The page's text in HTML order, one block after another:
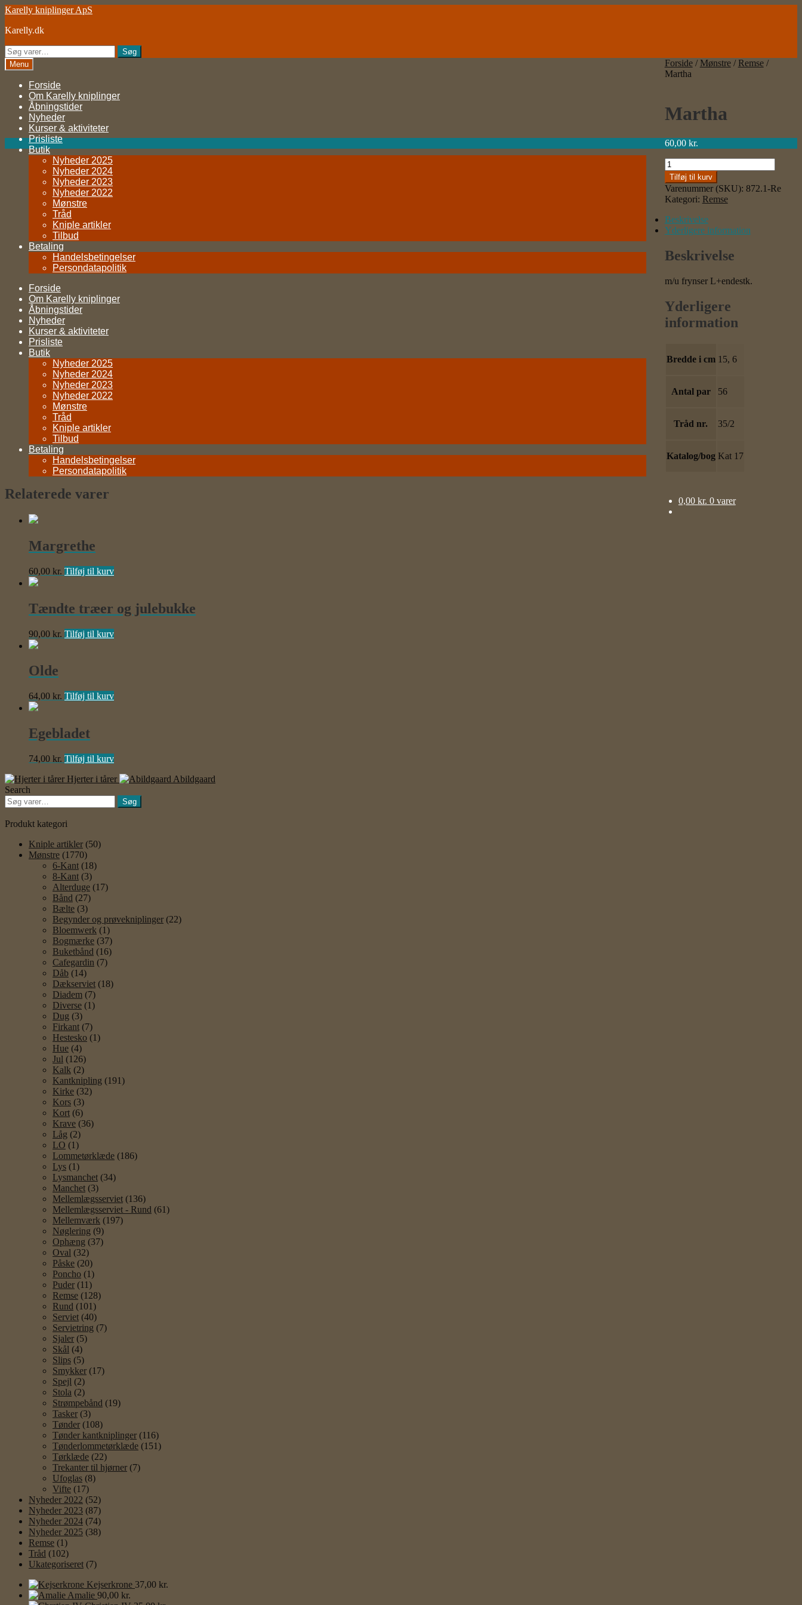
Spring
navigation
Spring
indhold
Karelly kniplinger ApS
Karelly.dk
Søg
efter:
Søg
Menu
Forside
Om Karelly kniplinger
Åbningstider
Nyheder
Kurser & aktiviteter
Prisliste
Butik
Nyheder 2025
Nyheder 2024
Nyheder 2023
Nyheder 2022
Mønstre
Tråd
Kniple artikler
Tilbud
Betaling
Handelsbetingelser
Persondatapolitik
Forside
Om Karelly kniplinger
Åbningstider
Nyheder
Kurser & aktiviteter
Prisliste
Butik
Nyheder 2025
Nyheder 2024
Nyheder 2023
Nyheder 2022
Mønstre
Tråd
Kniple artikler
Tilbud
Betaling
Handelsbetingelser
Persondatapolitik
0,00 kr. 0 varer
Forside/ Mønstre/ Remse/
Martha
Martha
60,00 kr.
Martha
antal
Tilføj til kurv
Varenummer (SKU): 872.1-Re
Kategori: Remse
Beskrivelse
Yderligere information
Beskrivelse
m/u frynser L+endestk.
Yderligere
information
Bredde i cm 15, 6
Antal par 56
Tråd nr. 35/2
Katalog/bog Kat 17
Relaterede varer
Margrethe
60,00 kr. Tilføj til kurv
Tændte træer og julebukke
90,00 kr. Tilføj til kurv
Olde
64,00 kr. Tilføj til kurv
Egebladet
74,00 kr. Tilføj til kurv
Hjerter i tårer
Abildgaard
Search
Søg
efter:
Søg
Produkt kategori
Kniple artikler (50)
Mønstre (1770)
6-Kant (18)
8-Kant (3)
Alterduge (17)
Bånd (27)
Bælte (3)
Begynder og prøvekniplinger (22)
Bloemwerk (1)
Bogmærke (37)
Buketbånd (16)
Cafegardin (7)
Dåb (14)
Dækserviet (18)
Diadem (7)
Diverse (1)
Dug (3)
Firkant (7)
Hestesko (1)
Hue (4)
Jul (126)
Kalk (2)
Kantknipling (191)
Kirke (32)
Kors (3)
Kort (6)
Krave (36)
Låg (2)
LO (1)
Lommetørklæde (186)
Lys (1)
Lysmanchet (34)
Manchet (3)
Mellemlægsserviet (136)
Mellemlægsserviet - Rund (61)
Mellemværk (197)
Nøglering (9)
Ophæng (37)
Oval (32)
Påske (20)
Poncho (1)
Puder (11)
Remse (128)
Rund (101)
Serviet (40)
Servietring (7)
Sjaler (5)
Skål (4)
Slips (5)
Smykker (17)
Spejl (2)
Stola (2)
Strømpebånd (19)
Tasker (3)
Tønder (108)
Tønder kantkniplinger (116)
Tønderlommetørklæde (151)
Tørklæde (22)
Trekanter til hjørner (7)
Ufoglas (8)
Vifte (17)
Nyheder 2022 (52)
Nyheder 2023 (87)
Nyheder 2024 (74)
Nyheder 2025 (38)
Remse (1)
Tråd (102)
Ukategoriseret (7)
Kejserkrone 37,00 kr.
Amalie 90,00 kr.